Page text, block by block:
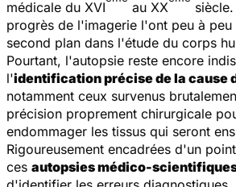
médicale du XVI
au XX
progrès de l'imagerie l'ont peu à peu
second plan dans l'étude du corps
Pourtant, l'autopsie reste encore
l'identification précise de la cause
notamment ceux survenus
précision proprement chirurgicale
endommager les tissus qui seront
Rigoureusement encadrées d'un
ces autopsies médico-